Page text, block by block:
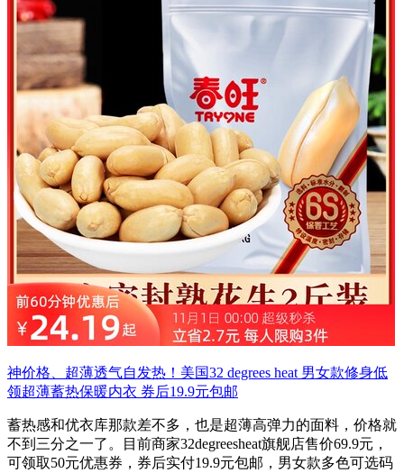
神价格、超薄透气自发热！美国32 degrees heat 男女款修身低
领超薄蓄热保暖内衣 券后19.9元包邮
蓄热感和优衣库那款差不多，也是超薄高弹力的面料，价格就
不到三分之一了。目前商家32degreesheat旗舰店售价69.9元，
可领取50元优惠券，券后实付19.9元包邮，男女款多色可选码